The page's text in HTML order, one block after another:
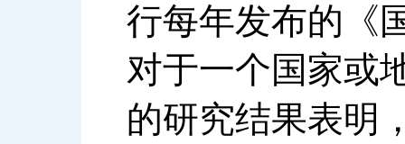
行每年发布的《
对于一个国家或
的研究结果表明